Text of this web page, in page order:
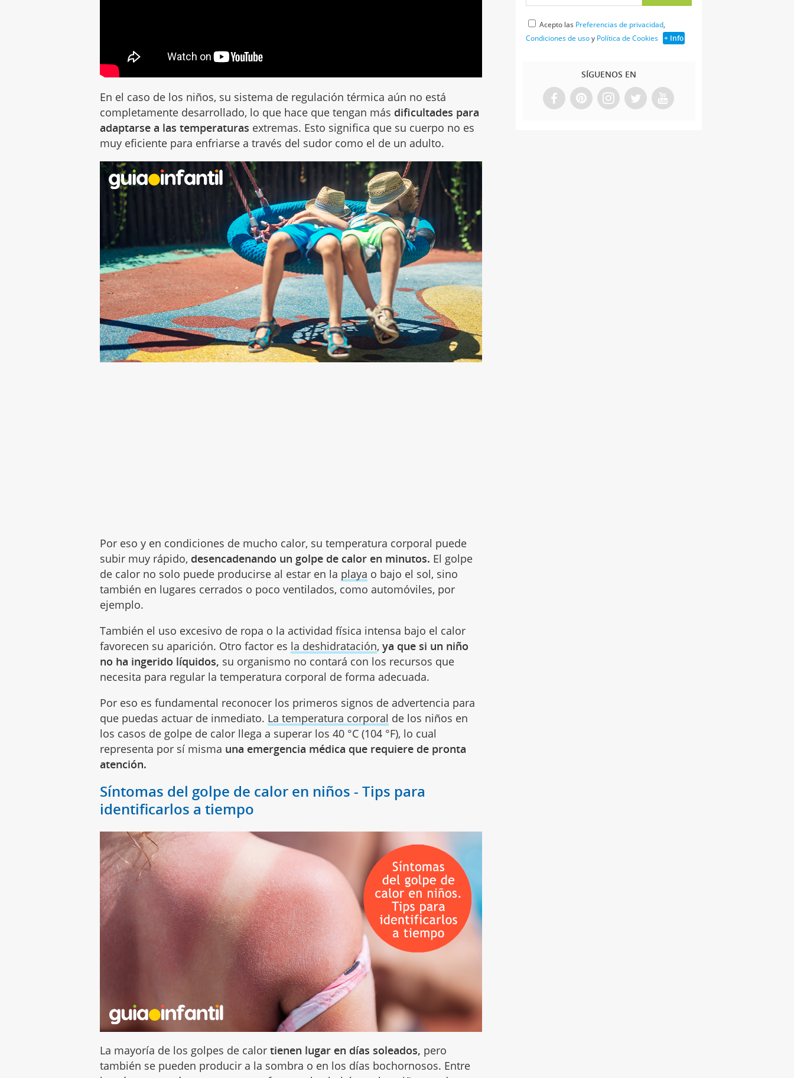
En el caso de los niños, su sistema de regulación térmica aún no está
completamente desarrollado, lo que hace que tengan más dificultades para
adaptarse a las temperaturas extremas. Esto significa que su cuerpo no es
muy eficiente para enfriarse a través del sudor como el de un adulto.
Por eso y en condiciones de mucho calor, su temperatura corporal puede
subir muy rápido, desencadenando un golpe de calor en minutos. El golpe
de calor no solo puede producirse al estar en la playa o bajo el sol, sino
también en lugares cerrados o poco ventilados, como automóviles, por
ejemplo.
También el uso excesivo de ropa o la actividad física intensa bajo el calor
favorecen su aparición. Otro factor es la deshidratación,ya que si un niño
no ha ingerido líquidos, su organismo no contará con los recursos que
necesita para regular la temperatura corporal de forma adecuada.
Por eso es fundamental reconocer los primeros signos de advertencia para
que puedas actuar de inmediato. La temperatura corporal de los niños en
los casos de golpe de calor llega a superar los 40 °C (104 °F), lo cual
representa por sí misma una emergencia médica que requiere de pronta
atención.
Síntomas del golpe de calor en niños - Tips para
identificarlos a tiempo
La mayoría de los golpes de calortienen lugar en días soleados, pero
también se pueden producir a la sombra o en los días bochornosos. Entre
Acepto las Preferencias de privacidad,
Condiciones de usoy Política de Cookies + Info
SÍGUENOS EN